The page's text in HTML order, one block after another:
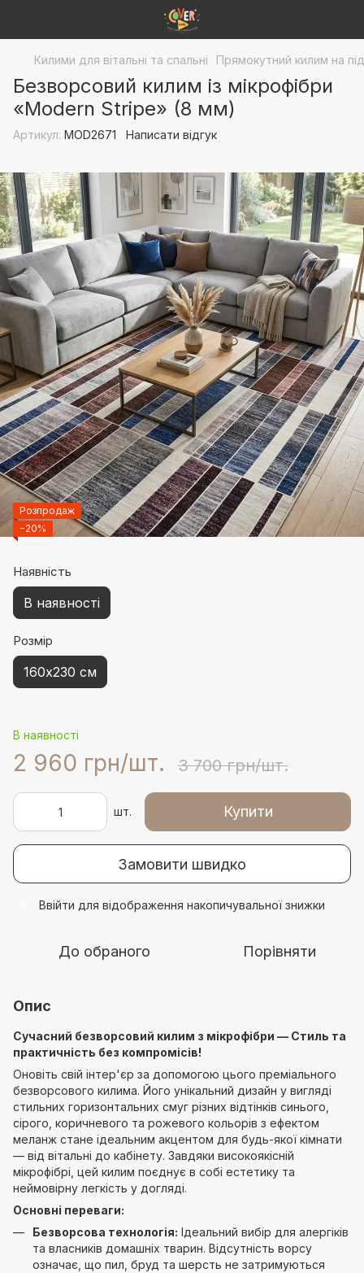
Килими для вітальні та спальні Прямокутний килим на
Безворсовий килим із мікрофібри
«Modern Stripe» (8 мм)
Артикул: MOD2671 Написати відгук
Розпродаж
−20%
Наявність
В наявності
Розмір
160х230 см
В наявності
2 960 грн/шт. 3 700 грн/шт.
шт. Купити
Замовити швидко
Ввійти для відображення накопичувальної знижки
До обраного Порівняти
Опис
Сучасний безворсовий килим з мікрофібри — Стиль та
практичність без компромісів!
Оновіть свій інтер'єр за допомогою цього преміального
безворсового килима. Його унікальний дизайн у вигляді
стильних горизонтальних смуг різних відтінків синього,
сірого, коричневого та рожевого кольорів з ефектом
меланж стане ідеальним акцентом для будь-якої кімнати
— від вітальні до кабінету. Завдяки високоякісній
мікрофібрі, цей килим поєднує в собі естетику та
неймовірну легкість у догляді.
Основні переваги:
Безворсова технологія: Ідеальний вибір для алергіків
та власників домашніх тварин. Відсутність ворсу
означає, що пил, бруд та шерсть не затримуються